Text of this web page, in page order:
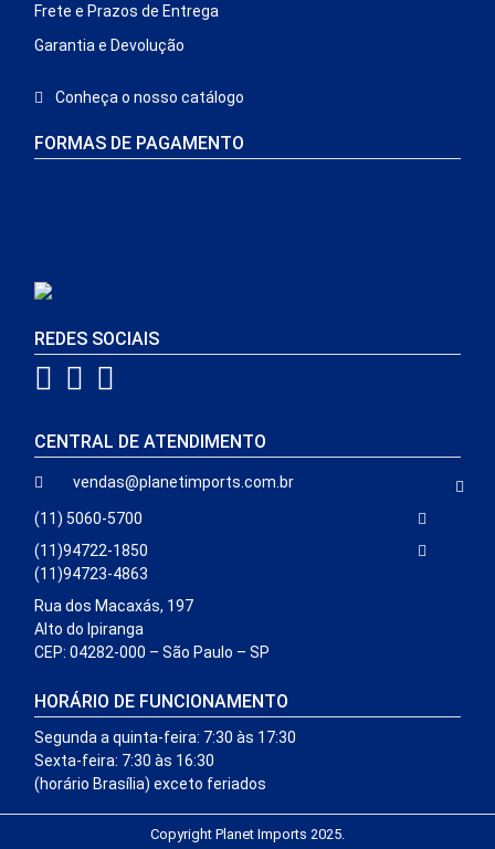
Frete e Prazos de Entrega
Garantia e Devolução
Conheça o nosso catálogo
FORMAS DE PAGAMENTO
REDES SOCIAIS
CENTRAL DE ATENDIMENTO
vendas@planetimports.com.br
(11) 5060-5700
(11)94722-1850
(11)94723-4863
Rua dos Macaxás, 197
Alto do Ipiranga
CEP: 04282-000 – São Paulo – SP
HORÁRIO DE FUNCIONAMENTO
Segunda a quinta-feira: 7:30 às 17:30
Sexta-feira: 7:30 às 16:30
(horário Brasília) exceto feriados
Copyright Planet Imports 2025.